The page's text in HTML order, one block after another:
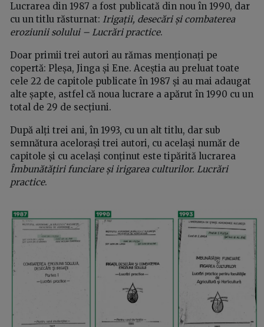
Lucrarea din 1987 a fost publicată din nou în 1990, dar
cu un titlu răsturnat: Irigații, desecări și combaterea
eroziunii solului – Lucrări practice.
Doar primii trei autori au rămas menționați pe
copertă: Pleșa, Jinga și Ene. Aceștia au preluat toate
cele 22 de capitole publicate în 1987 și au mai adaugat
alte șapte, astfel că noua lucrare a apărut în 1990 cu un
total de 29 de secțiuni.
După alți trei ani, în 1993, cu un alt titlu, dar sub
semnătura acelorași trei autori, cu același număr de
capitole și cu același conținut este tipărită lucrarea
Îmbunătățiri funciare și irigarea culturilor. Lucrări
practice.